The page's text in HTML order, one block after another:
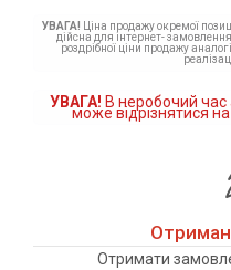
УВАГА! Ціна продажу окремої
дійсна для інтернет-
роздрібної ціни продажу
УВАГА! В неробочий час
може відрізнятися
Отримати